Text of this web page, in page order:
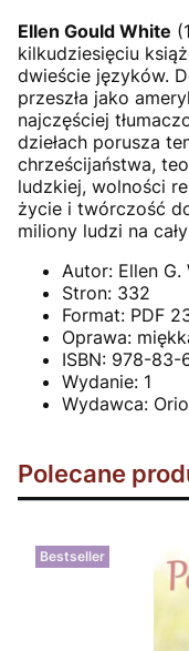
Ellen Gould White
kilkudziesięciu
dwieście języków.
przeszła jako
najczęściej
dziełach porusza
chrześcijaństwa,
ludzkiej, wolności
życie i twórczość
miliony ludzi na
Autor: Ellen G.
Stron: 332
Format: PDF
Oprawa:
ISBN: 978-83-
Wydanie: 1
Wydawca:
Polecane
Bestseller